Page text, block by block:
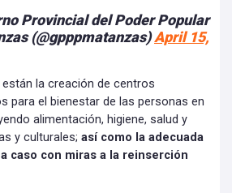
Provincial del Poder Popular
(@gpppmatanzas)April 15,
la creación de centros
para el bienestar de las personas en
alimentación, higiene, salud y
y culturales; así como la adecuada
caso con miras a la reinserción